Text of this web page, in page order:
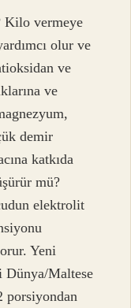
Kilo vermeye
olur ve
ve
ve
demir
katkıda
mü?
elektrolit
Yeni
Dünya/Maltese
porsiyondan